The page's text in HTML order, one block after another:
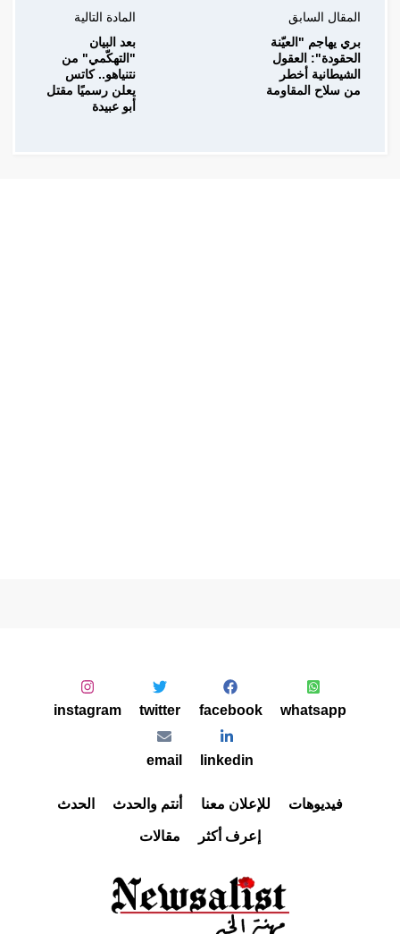
المقال السابق
بري يهاجم "العيّنة
الحقودة": العقول
الشيطانية أخطر
من سلاح المقاومة
المادة التالية
بعد البيان
"التهكّمي" من
نتنياهو.. كاتس
يعلن رسميًا مقتل
أبو عبيدة
فيديوهات للإعلان معنا أنتم والحدث
الحدث
إعرف أكثر
مقالات
whatsapp
facebook
twitter
instagram
linkedin
email